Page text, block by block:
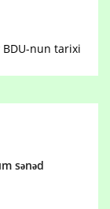
BDU-nun tarixi
sənəd